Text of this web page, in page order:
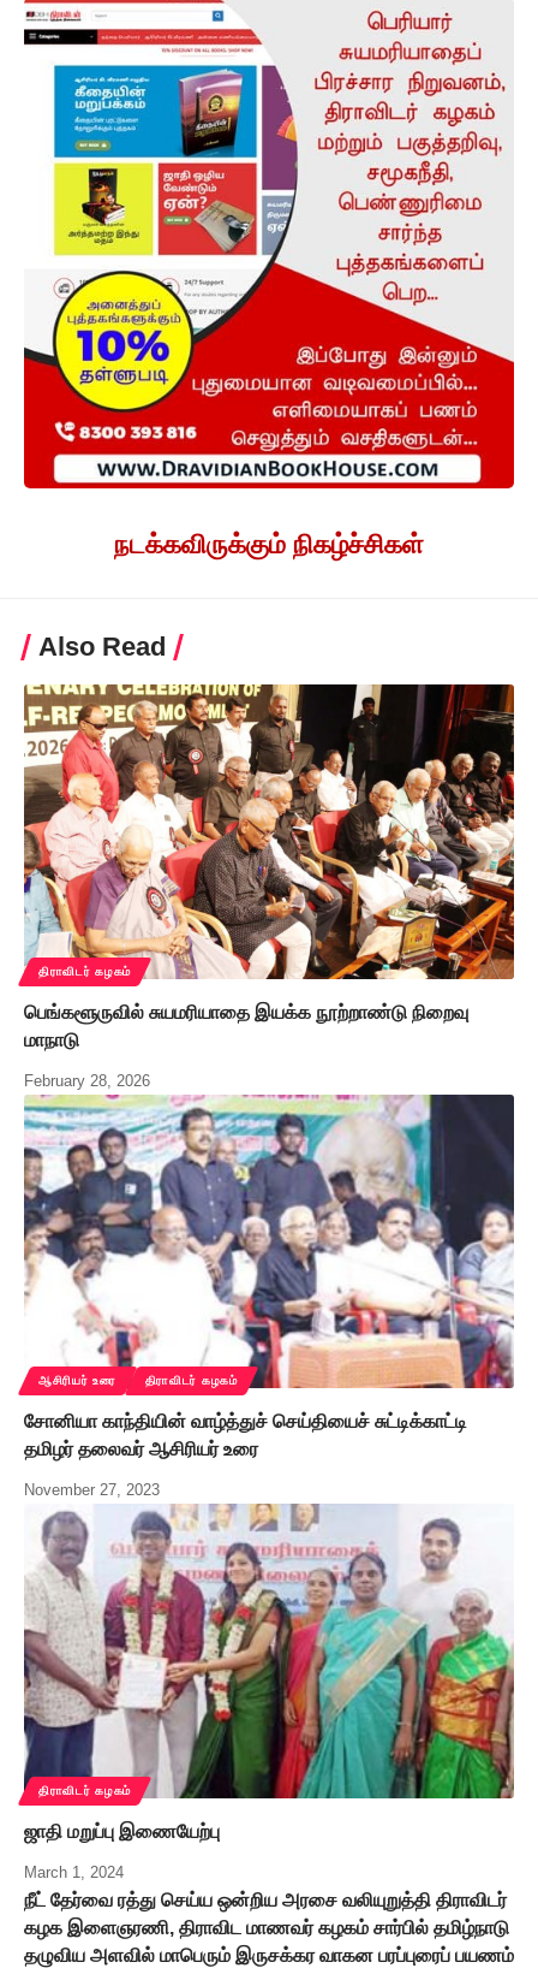
நடக்கவிருக்கும் நிகழ்ச்சிகள்
Also Read
திராவிடர் கழகம்
பெங்களூருவில் சுயமரியாதை இயக்க நூற்றாண்டு நிறைவு
மாநாடு
February 28, 2026
ஆசிரியர் உரை திராவிடர் கழகம்
சோனியா காந்தியின் வாழ்த்துச் செய்தியைச் சுட்டிக்காட்டி
தமிழர் தலைவர் ஆசிரியர் உரை
November 27, 2023
திராவிடர் கழகம்
ஜாதி மறுப்பு இணையேற்பு
March 1, 2024
நீட் தேர்வை ரத்து செய்ய ஒன்றிய அரசை வலியுறுத்தி திராவிடர்
கழக இளைஞரணி, திராவிட மாணவர் கழகம் சார்பில் தமிழ்நாடு
தழுவிய அளவில் மாபெரும் இருசக்கர வாகன பரப்புரைப் பயணம்